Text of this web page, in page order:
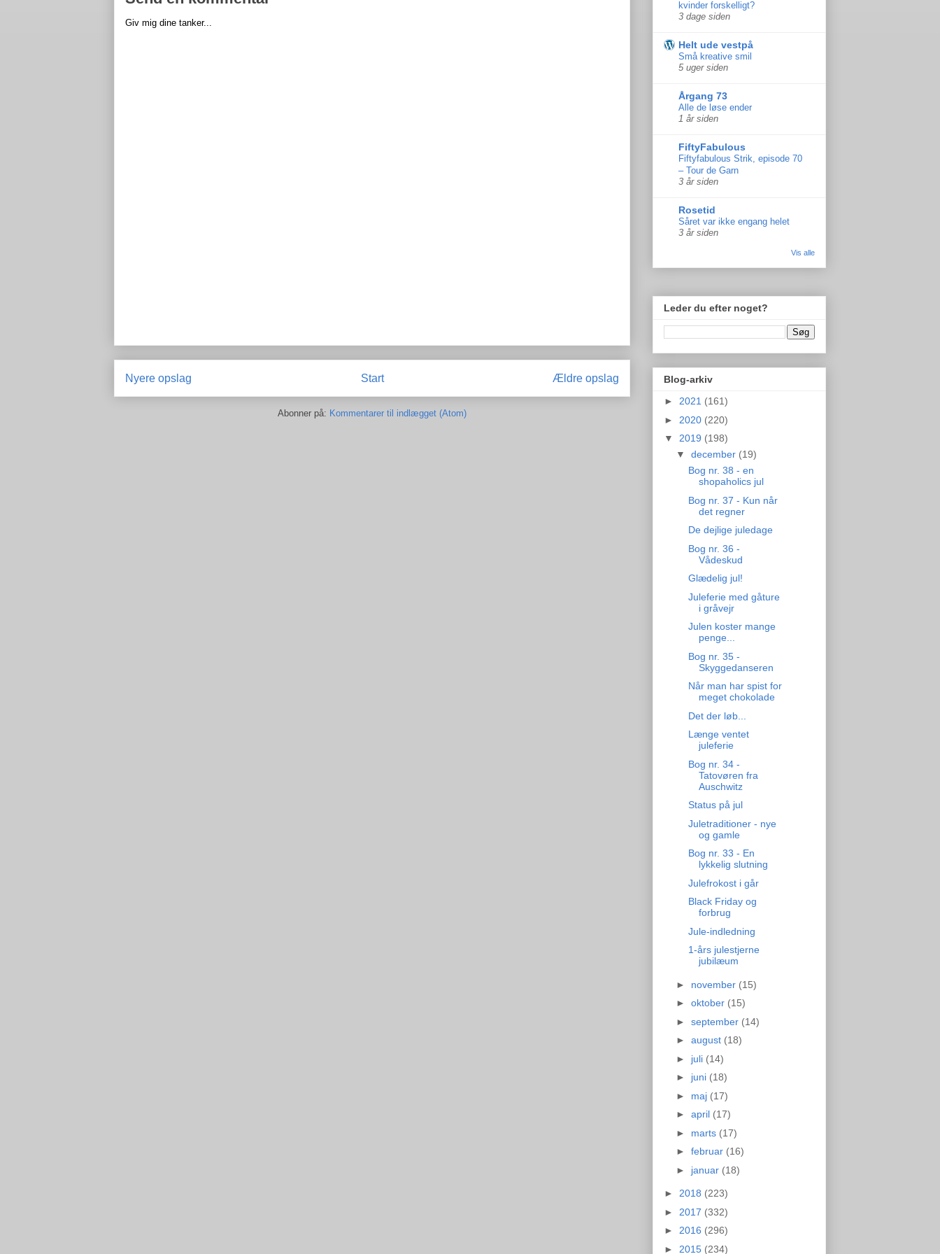
Giv mig dine tanker...
Nyere opslag Ældre opslag
Start
Abonner på: Kommentarer til indlægget (Atom)
kvinder forskelligt?
3 dage siden
Helt ude vestpå
Små kreative smil
5 uger siden
Årgang 73
Alle de løse ender
1 år siden
FiftyFabulous
Fiftyfabulous Strik, episode 70
– Tour de Garn
3 år siden
Rosetid
Såret var ikke engang helet
3 år siden
Vis alle
Leder du efter noget?
Blog-arkiv
► 2021 (161)
► 2020 (220)
▼ 2019 (198)
▼ december (19)
Bog nr. 38 - en
shopaholics jul
Bog nr. 37 - Kun når
det regner
De dejlige juledage
Bog nr. 36 -
Vådeskud
Glædelig jul!
Juleferie med gåture
i gråvejr
Julen koster mange
penge...
Bog nr. 35 -
Skyggedanseren
Når man har spist for
meget chokolade
Det der løb...
Længe ventet
juleferie
Bog nr. 34 -
Tatovøren fra
Auschwitz
Status på jul
Juletraditioner - nye
og gamle
Bog nr. 33 - En
lykkelig slutning
Julefrokost i går
Black Friday og
forbrug
Jule-indledning
1-års julestjerne
jubilæum
► november (15)
► oktober (15)
► september (14)
► august (18)
► juli (14)
► juni (18)
► maj (17)
► april (17)
► marts (17)
► februar (16)
► januar (18)
► 2018 (223)
► 2017 (332)
► 2016 (296)
► 2015 (234)